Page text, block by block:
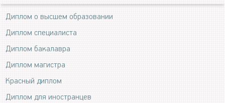
Диплом о высшем образовании
Диплом специалиста
Диплом бакалавра
Диплом магистра
Красный диплом
Диплом для иностранцев